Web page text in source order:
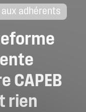
aux adhérents
CAPEB
rien